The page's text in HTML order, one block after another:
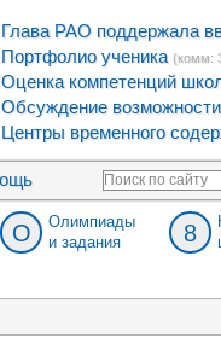
Глава РАО поддержала
Портфолио ученика (комм:
Оценка компетенций
Обсуждение
Центры временного
О
Олимпиады
и задания
8